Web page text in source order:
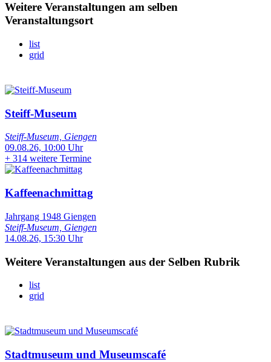
Weitere Veranstaltungen am selben
Veranstaltungsort
list
grid
Steiff-Museum
Steiff-Museum, Giengen
09.08.26, 10:00 Uhr
+ 314 weitere Termine
Kaffeenachmittag
Jahrgang 1948 Giengen
Steiff-Museum, Giengen
14.08.26, 15:30 Uhr
Weitere Veranstaltungen aus der Selben Rubrik
list
grid
Stadtmuseum und Museumscafé